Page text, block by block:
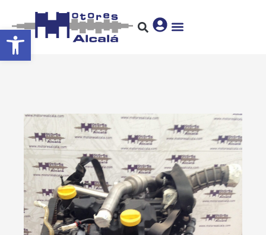
Abrir barra de herramientas